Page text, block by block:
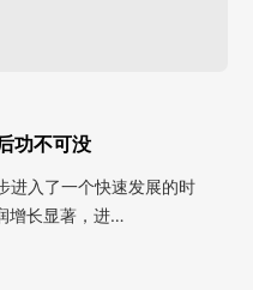
功不可没
进入了一个快速发展的时
增长显著，进…